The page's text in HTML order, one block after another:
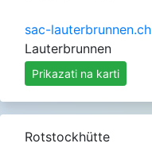
sac-lauterbrunnen.ch
Lauterbrunnen
Prikazati na karti
Rotstockhütte